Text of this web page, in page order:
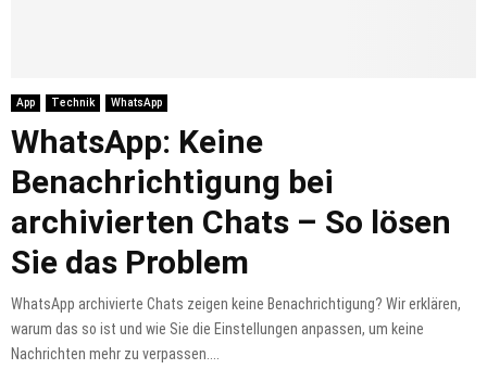
App Technik WhatsApp
WhatsApp: Keine
Benachrichtigung bei
archivierten Chats – So lösen
Sie das Problem
WhatsApp archivierte Chats zeigen keine Benachrichtigung? Wir erklären,
warum das so ist und wie Sie die Einstellungen anpassen, um keine
Nachrichten mehr zu verpassen....